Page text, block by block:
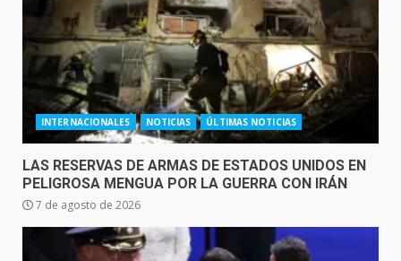
INTERNACIONALES NOTICIAS ÚLTIMAS NOTICIAS
LAS RESERVAS DE ARMAS DE ESTADOS UNIDOS EN
PELIGROSA MENGUA POR LA GUERRA CON IRÁN
7 de agosto de 2026